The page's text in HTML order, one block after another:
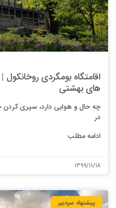
اقامتگاه بومگردی روخانکول
های بهشتی
چه حال و هوایی دارد، سپری کردن
در
ادامه مطلب
۱۳۹۹/۱۱/۱۸
پیشنهاد سردبیر